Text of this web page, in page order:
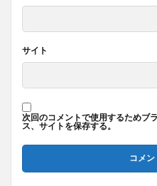
サイト
次回のコメントで使用するためブ
ス、サイトを保存する。